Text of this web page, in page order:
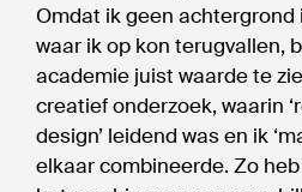
Omdat ik geen
waar ik op kon terugvallen,
academie juist waarde te
creatief onderzoek, waarin
design’ leidend was en ik
elkaar combineerde. Zo